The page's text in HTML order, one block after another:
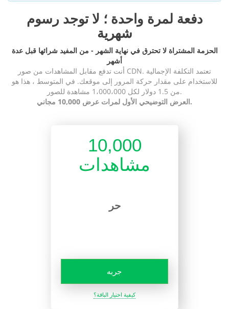
دفعة لمرة واحدة ؛ لا توجد رسوم
شهرية
الحزمة المشتراة لا تحترق في نهاية الشهر - من المفيد شرائها قبل عدة
أشهر
أنت تدفع مقابل المشاهدات من صور CDN. تعتمد التكلفة الإجمالية
للاستخدام على مقدار حركة المرور إلى موقعك. في المتوسط ، هذا هو
من 1.5 دولار لكل 1،000،000 مشاهدة للصور.
العرض التوضيحي الأول لمرات عرض 10,000 مجاني.
10,000
مشاهدات
حر
جربه
كيفية اختيار الباقة؟